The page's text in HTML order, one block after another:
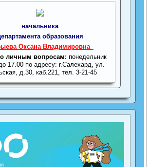
начальника
образования
Оксана Владимировна_
личным вопросам: понедельник
17.00 по адресу: г.Салехард, ул.
д.30, каб.221, тел. 3-21-45